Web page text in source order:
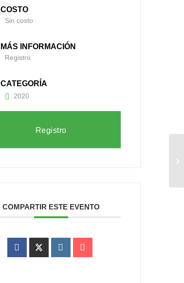
COSTO
Sin costo
MÁS INFORMACIÓN
Registro
CATEGORÍA
2020
Registro
COMPARTIR ESTE EVENTO